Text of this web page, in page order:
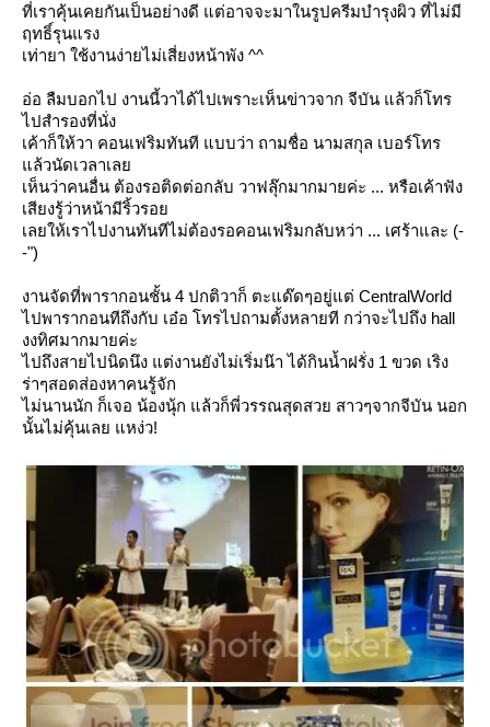
ที่เราคุ้นเคยกันเป็นอย่างดี แต่อาจจะมาในรูปครีมบำรุงผิว ที่ไม่มี
ฤทธิ์รุนแรง
เท่ายา ใช้งานง่ายไม่เสี่ยงหน้าพัง ^^
อ่อ ลืมบอกไป งานนี้วาได้ไปเพราะเห็นข่าวจาก จีบัน แล้วก็โทร
ไปสำรองที่นั่ง
เค้าก็ให้วา คอนเฟริมทันที แบบว่า ถามชื่อ นามสกุล เบอร์โทร
ล้วนัดเวลาเล
เห็นว่าคนอื่น ต้องรอติดต่อกลับ วาฟลุ๊กมากมายค่ะ ... หรือเค้าฟัง
เสียงรู้ว่าหน้ามีริ้วรอ
เลยให้เราไปงานทันทีไม่ต้องรอคอนเฟริมกลับหว่า ... เศร้าและ (-
-")
งานจัดที่พารากอนชั้น 4 ปกติวาก็ ตะแด๊ดๆอยู่แต่ CentralWorld
ไปพารากอนทีถึงกับ เอ๋อ โทรไปถามตั้งหลายที กว่าจะไปถึง hall
งงทิศมากมายค่ะ
ไปถึงสายไปนิดนึง แต่งานยังไม่เริ่มน๊า ได้กินน้ำฝรั่ง 1 ขวด เริง
ร่าๆสอดส่องหาคนรู้จัก
ไม่นานนัก ก็เจอ น้องนุ้ก แล้วก็พี่วรรณสุดสวย สาวๆจากจีบัน นอก
นั้นไม่คุ้นเลย แหง่ว!